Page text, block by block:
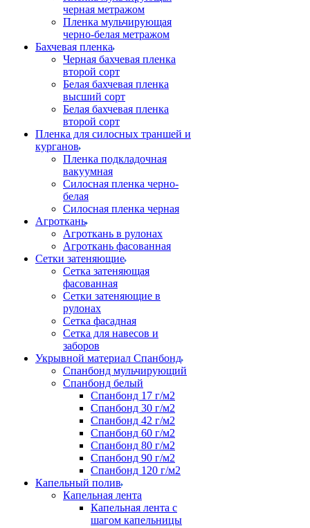
черная метражом
Пленка мульчирующая
черно-белая метражом
Бахчевая пленка
Черная бахчевая пленка
второй сорт
Белая бахчевая пленка
высший сорт
Белая бахчевая пленка
второй сорт
Пленка для силосных траншей и
курганов
Пленка подкладочная
вакуумная
Силосная пленка черно-
белая
Силосная пленка черная
Агроткань
Агроткань в рулонах
Агроткань фасованная
Сетки затеняющие
Сетка затеняющая
фасованная
Сетки затеняющие в
рулонах
Сетка фасадная
Сетка для навесов и
заборов
Укрывной материал Спанбонд
Спанбонд мульчирующий
Спанбонд белый
Спанбонд 17 г/м2
Спанбонд 30 г/м2
Спанбонд 42 г/м2
Спанбонд 60 г/м2
Спанбонд 80 г/м2
Спанбонд 90 г/м2
Спанбонд 120 г/м2
Капельный полив
Капельная лента
Капельная лента с
шагом капельницы